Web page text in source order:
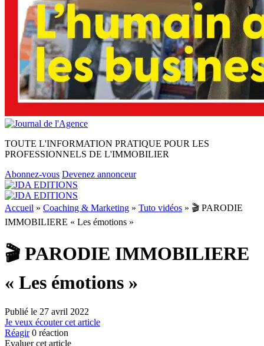
TOUTE L'INFORMATION PRATIQUE POUR LES
PROFESSIONNELS DE L'IMMOBILIER
Abonnez-vous Devenez annonceur
Accueil » Coaching & Marketing » Tuto vidéos » 🎬 PARODIE
IMMOBILIERE « Les émotions »
🎬 PARODIE IMMOBILIERE
« Les émotions »
Publié le 27 avril 2022
Je veux écouter cet article
Réagir 0 réaction
Evaluer cet article